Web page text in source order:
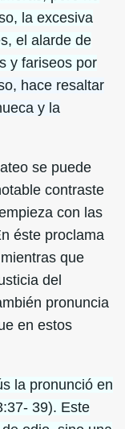
la excesiva
el alarde de
y fariseos por
hace resaltar
y la
se puede
contraste
con las
éste proclama
que
del
pronuncia
en estos
la pronunció en
39). Este